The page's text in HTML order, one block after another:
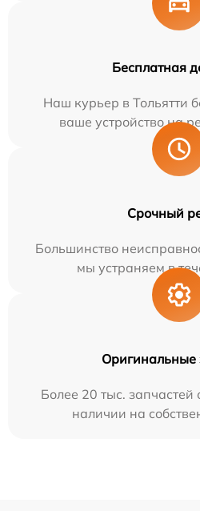
Бесплатная
Наш курьер в Тольятти
ваше устройство на
Срочный
Большинство
мы устраняем в
Оригинальные
Более 20 тыс. запчастей
наличии на